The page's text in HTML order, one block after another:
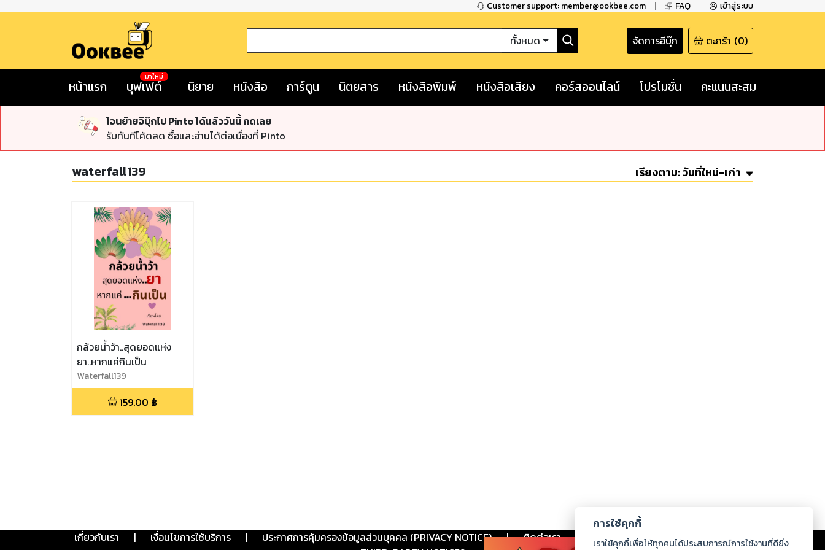
Customer support: member@ookbee.com FAQ เข้าสู่ระบบ
ทั้งหมด จัดการอีบุ๊ก ตะกร้า (0)
หน้าแรก บุฟเฟต์
มาใหม่
นิยาย หนังสือ การ์ตูน นิตยสาร หนังสือพิมพ์ หนังสือเสียง คอร์สออนไลน์ โปรโมชั่น คะแนนสะสม
โอนย้ายอีบุ๊กไป Pinto ได้แล้ววันนี้ กดเลย
รับทันทีโค้ดลด ซื้อและอ่านได้ต่อเนื่องที่ Pinto
waterfall139 เรียงตาม:วันที่ใหม่-เก่า
กล้วยน้ำว้า..สุดยอดแห่ง
ยา..หากแค่กินเป็น
Waterfall139
159.00 ฿
เกี่ยวกับเรา | เงื่อนไขการใช้บริการ | ประกาศการคุ้มครองข้อมูลส่วนบุคคล (PRIVACY NOTICE) | ติดต่อเรา ร่วมงานกับเรา ดาวน์โหลด
การใช้คุกกี้
เราใช้คุกกี้เพื่อให้ทุกคนได้ประสบการณ์การใช้งานที่ดียิ่ง